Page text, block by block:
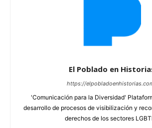
El Poblado en
https://
'Comunicación para la Diversidad'
desarrollo de procesos de visibilización y
derechos de los sectores